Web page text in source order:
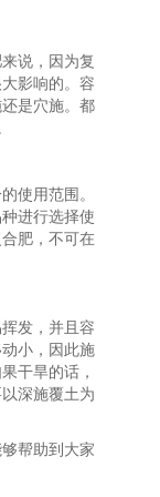
说，因为复
影响的。容
是穴施。都
使用范围。
进行选择使
肥，不可在
发，并且容
小，因此施
干旱的话，
深施覆土为
帮助到大家